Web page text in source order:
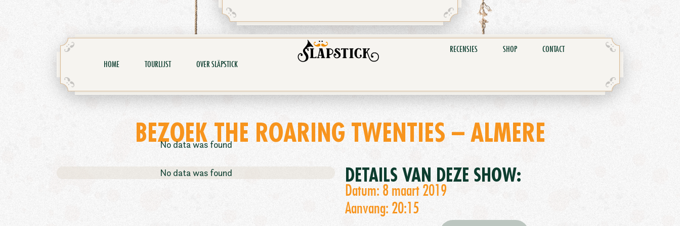
HOME TOURLIJST OVER SLÄPSTICK
RECENSIES SHOP CONTACT
BEZOEK THE ROARING TWENTIES – ALMERE
DETAILS VAN DEZE SHOW:
Datum: 8 maart 2019
Aanvang: 20:15
No data was found
No data was found